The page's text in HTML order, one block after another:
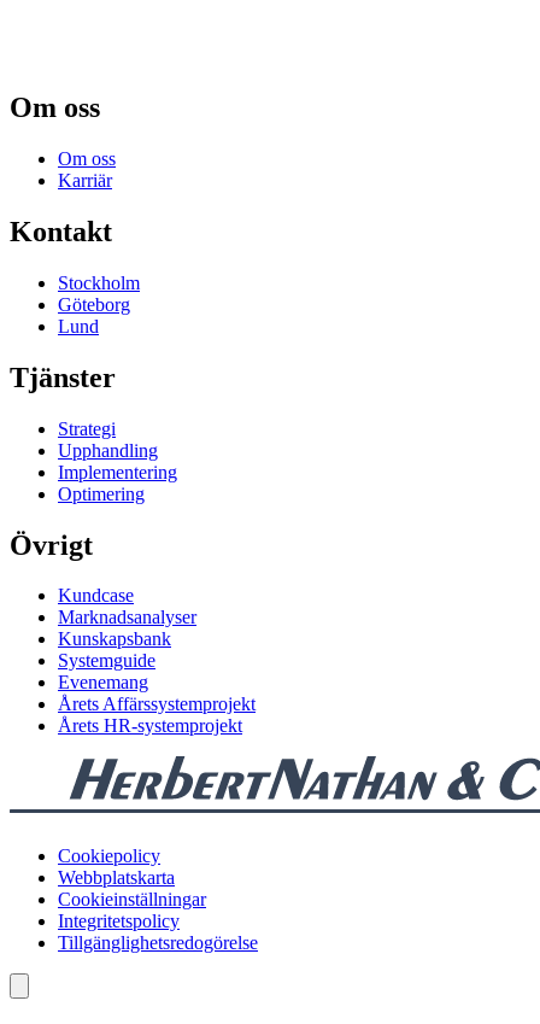
Om oss
Om oss
Karriär
Kontakt
Stockholm
Göteborg
Lund
Tjänster
Strategi
Upphandling
Implementering
Optimering
Övrigt
Kundcase
Marknadsanalyser
Kunskapsbank
Systemguide
Evenemang
Årets Affärssystemprojekt
Årets HR-systemprojekt
Cookiepolicy
Webbplatskarta
Cookieinställningar
Integritetspolicy
Tillgänglighetsredogörelse